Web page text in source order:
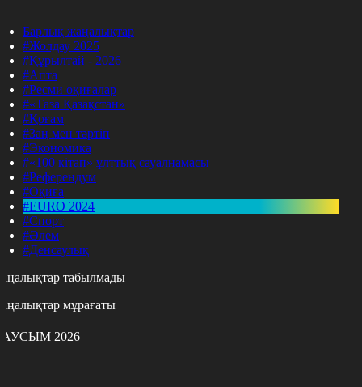
Барлық жаңалықтар
#Жолдау 2025
#Құрылтай - 2026
#Апта
#Ресми оқиғалар
#«Таза Қазақстан»
#Қоғам
#Заң мен тәртіп
#Экономика
#«100 кітап» ұлттық сауалнамасы
#Референдум
#Оқиға
#EURO 2024
#Спорт
#Әлем
#Денсаулық
табылмады
мұрағаты
2026